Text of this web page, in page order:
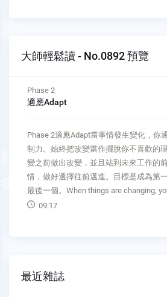
大師輕鬆讀 - No.0892 預覽
Previous
Phase 2
適應Adapt
Phase 2適應Adapt當事情發生變化，你
制力。始終把改變當作擺脫你不喜歡的
變之前做出改變，並且站到未來工作的
情，做好選擇往前邁進。目標是成為第
最後一個。When things are changing,
09:17
最近雜誌